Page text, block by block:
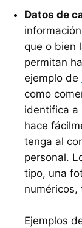
Datos de
que o bien
permitan
ejemplo de
como
identifica a
hace
tenga al
personal.
tipo, una
numéricos,
Ejemplos